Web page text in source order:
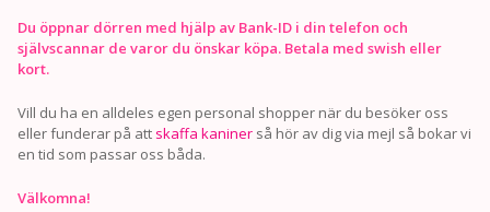
Du öppnar dörren med hjälp av Bank-ID i din telefon och
självscannar de varor du önskar köpa. Betala med swish eller
kort.
Vill du ha en alldeles egen personal shopper när du besöker oss
eller funderar på att skaffa kaniner så hör av dig via mejl så bokar vi
en tid som passar oss båda.
Välkomna!